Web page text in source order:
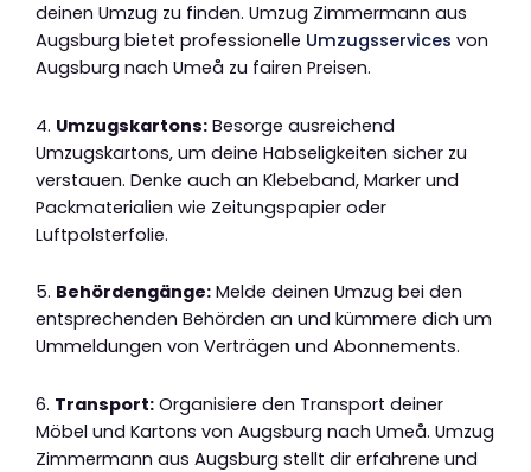
deinen Umzug zu finden. Umzug Zimmermann aus
Augsburg bietet professionelle Umzugsservices von
Augsburg nach Umeå zu fairen Preisen.
4. Umzugskartons: Besorge ausreichend
Umzugskartons, um deine Habseligkeiten sicher zu
verstauen. Denke auch an Klebeband, Marker und
Packmaterialien wie Zeitungspapier oder
Luftpolsterfolie.
5. Behördengänge: Melde deinen Umzug bei den
entsprechenden Behörden an und kümmere dich um
Ummeldungen von Verträgen und Abonnements.
6. Transport: Organisiere den Transport deiner
Möbel und Kartons von Augsburg nach Umeå. Umzug
Zimmermann aus Augsburg stellt dir erfahrene und